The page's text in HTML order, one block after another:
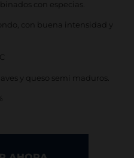
con especias.
con buena intensidad y
y queso semi maduros.